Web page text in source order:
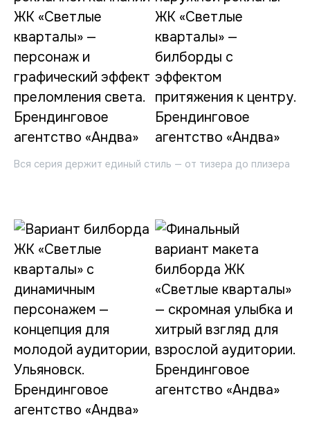
Вся серия держит единый стиль — от тизера до плизера